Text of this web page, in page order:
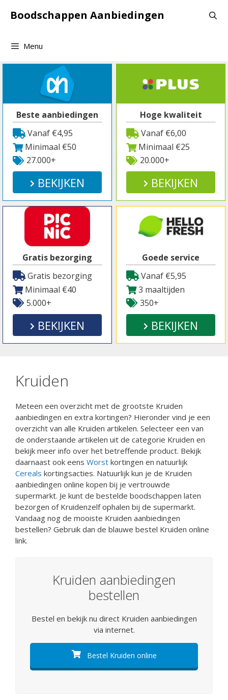
naarBoodschappen Aanbiedingen
Menu
Beste aanbiedingen
Vanaf €4,95
Minimaal €50
27.000+
BEKIJKEN
Hoge kwaliteit
Vanaf €6,00
Minimaal €25
20.000+
BEKIJKEN
Gratis bezorging
Gratis bezorging
Minimaal €40
5.000+
BEKIJKEN
Goede service
Vanaf €5,95
3 maaltijden
350+
BEKIJKEN
Kruiden
Meteen een overzicht met de grootste Kruiden
aanbiedingen en extra kortingen? Hieronder vind je een
overzicht van alle Kruiden artikelen. Selecteer een van
de onderstaande artikelen uit de categorie Kruiden en
bekijk meer info over het betreffende product. Bekijk
daarnaast ook eens Worst kortingen en natuurlijk
Cereals kortingsacties. Natuurlijk kun je de Kruiden
aanbiedingen online kopen bij je vertrouwde
supermarkt. Je kunt de bestelde boodschappen laten
bezorgen of Kruidenzelf ophalen bij de supermarkt.
Vandaag nog de mooiste Kruiden aanbiedingen
bestellen? Gebruik dan de blauwe bestel Kruiden online
link.
Kruiden aanbiedingen
bestellen
Bestel en bekijk nu direct Kruiden aanbiedingen
via internet.
Bestel Kruiden online